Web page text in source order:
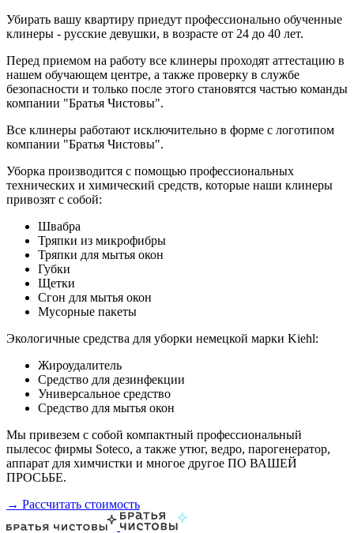
Убирать вашу квартиру приедут профессионально обученные
клинеры - русские девушки, в возрасте от 24 до 40 лет.
Перед приемом на работу все клинеры проходят аттестацию в
нашем обучающем центре, а также проверку в службе
безопасности и только после этого становятся частью команды
компании "Братья Чистовы".
Все клинеры работают исключительно в форме с логотипом
компании "Братья Чистовы".
Уборка производится с помощью профессиональных
технических и химический средств, которые наши клинеры
привозят с собой:
Швабра
Тряпки из микрофибры
Тряпки для мытья окон
Губки
Щетки
Сгон для мытья окон
Мусорные пакеты
Экологичные средства для уборки немецкой марки Kiehl:
Жироудалитель
Средство для дезинфекции
Универсальное средство
Средство для мытья окон
Мы привезем с собой компактный профессиональный
пылесос фирмы Soteco, а также утюг, ведро, парогенератор,
аппарат для химчистки и многое другое ПО ВАШЕЙ
ПРОСЬБЕ.
→ Рассчитать стоимость